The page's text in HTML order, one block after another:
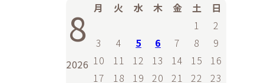
8
2026
月 火 水 木 金 土
日
1
2
3
4 5 6 7 8
9
10
11 12 13 14 15
16
17
18 19 20 21 22 23